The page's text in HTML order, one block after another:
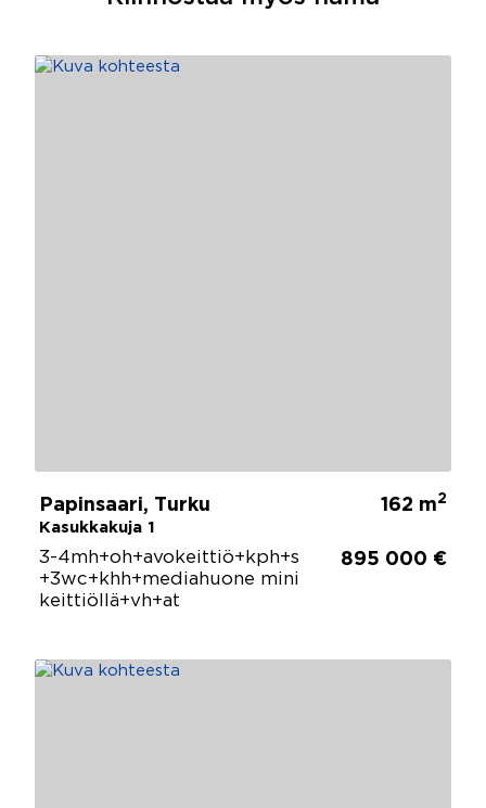
Papinsaari, Turku
Kasukkakuja 1
162 m2
3-4mh+oh+avokeittiö+kph+s
+3wc+khh+mediahuone mini
keittiöllä+vh+at
895 000 €